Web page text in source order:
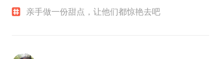
亲手做一份甜点，让他们都惊艳去吧